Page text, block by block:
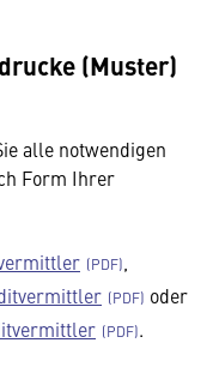
(Muster)
alle notwendigen
Form Ihrer
oder
.